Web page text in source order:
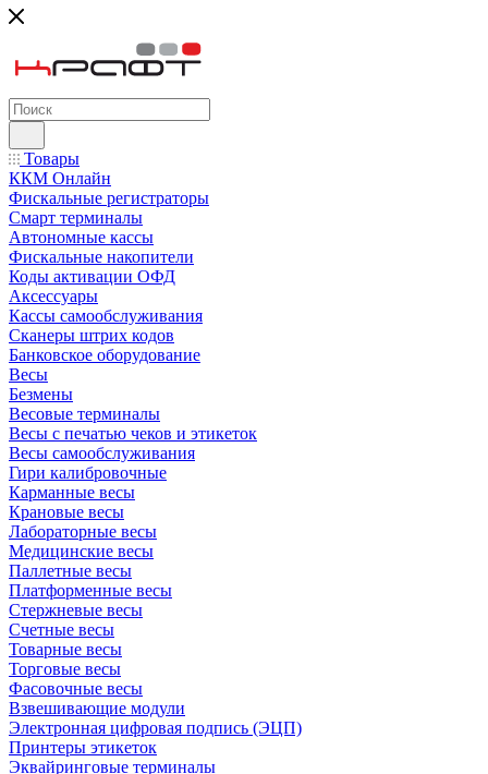
Товары
ККМ Онлайн
Фискальные регистраторы
Смарт терминалы
Автономные кассы
Фискальные накопители
Коды активации ОФД
Аксессуары
Кассы самообслуживания
Сканеры штрих кодов
Банковское оборудование
Весы
Безмены
Весовые терминалы
Весы с печатью чеков и этикеток
Весы самообслуживания
Гири калибровочные
Карманные весы
Крановые весы
Лабораторные весы
Медицинские весы
Паллетные весы
Платформенные весы
Стержневые весы
Счетные весы
Товарные весы
Торговые весы
Фасовочные весы
Взвешивающие модули
Электронная цифровая подпись (ЭЦП)
Принтеры этикеток
Эквайринговые терминалы